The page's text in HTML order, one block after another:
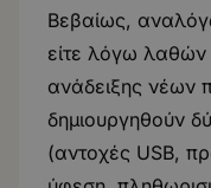
Βεβαίως,
είτε λόγω λαθών
ανάδειξης νέων
δημιουργηθούν
(αντοχές USB,